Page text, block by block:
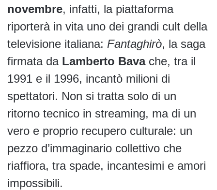
novembre, infatti, la piattaforma
riporterà in vita uno dei grandi cult della
televisione italiana: Fantaghirò, la saga
firmata da Lamberto Bavache, tra il
1991 e il 1996, incantò milioni di
spettatori. Non si tratta solo di un
ritorno tecnico in streaming, ma di un
vero e proprio recupero culturale: un
pezzo d’immaginario collettivo che
riaffiora, tra spade, incantesimi e amori
impossibili.